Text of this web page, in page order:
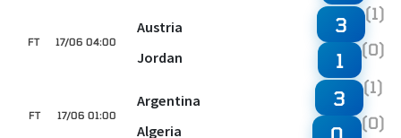
17/06 04:00
FT
Austria
Jordan
3 (1)
1 (0)
17/06 01:00
FT
Argentina
Algeria
3 (1)
(0)